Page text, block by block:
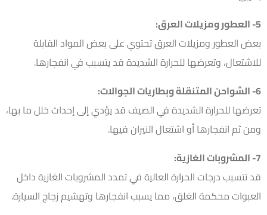
5- العطور ومزيلات العرق:
بعض العطور ومزيلات العرق تحتوي على بعض المواد القابلة
للاشتعال، وتعرضها للحرارة الشديدة قد يتسبب في انفجارها.
6- الشواحن المتنقلة وبطاريات الجوالات:
تعرضها للحرارة الشديدة في الصيف قد يؤدي إلى إحداث خلل ما بها،
ومن ثم انفجارها أو اشتعال النيران فيها.
7- المشروبات الغازية:
قد تتسبب درجات الحرارة العالية في تمدد المشروبات الغازية داخل
العبوات محكمة الغلق، مما يسبب انفجارها وتهشيم زجاج السيارة.